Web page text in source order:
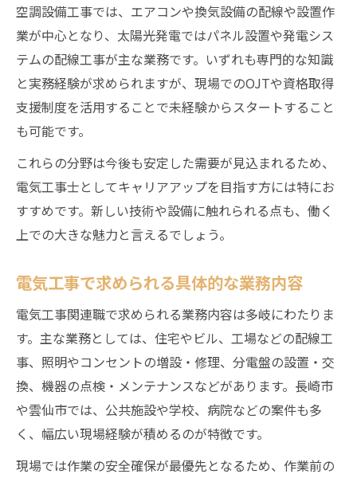
空調設備工事では、エアコンや換気設備の配線や設置作
業が中心となり、太陽光発電ではパネル設置や発電シス
テムの配線工事が主な業務です。いずれも専門的な知識
と実務経験が求められますが、現場でのOJTや資格取得
支援制度を活用することで未経験からスタートすること
も可能です。
これらの分野は今後も安定した需要が見込まれるため、
電気工事士としてキャリアアップを目指す方には特にお
すすめです。新しい技術や設備に触れられる点も、働く
上での大きな魅力と言えるでしょう。
電気工事で求められる具体的な業務内容
電気工事関連職で求められる業務内容は多岐にわたりま
す。主な業務としては、住宅やビル、工場などの配線工
事、照明やコンセントの増設・修理、分電盤の設置・交
換、機器の点検・メンテナンスなどがあります。長崎市
や雲仙市では、公共施設や学校、病院などの案件も多
く、幅広い現場経験が積めるのが特徴です。
現場では作業の安全確保が最優先となるため、作業前の